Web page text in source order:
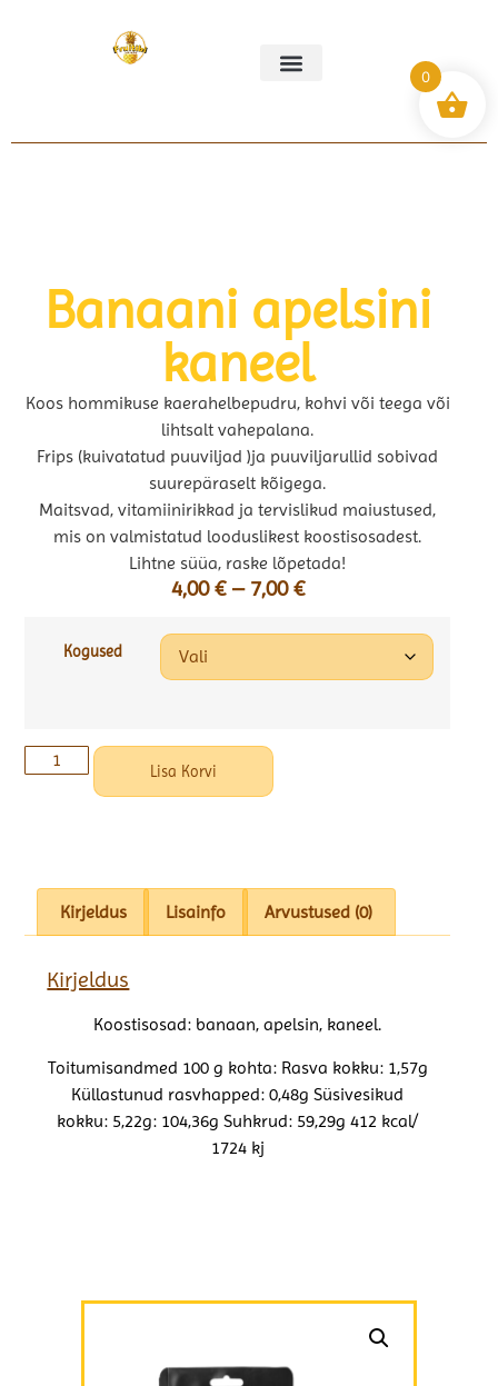
Banaani apelsini
kaneel
Koos hommikuse kaerahelbepudru, kohvi või teega või
lihtsalt vahepalana.
Frips (kuivatatud puuviljad )ja puuviljarullid sobivad
suurepäraselt kõigega.
Maitsvad, vitamiinirikkad ja tervislikud maiustused,
mis on valmistatud looduslikest koostisosadest.
Lihtne süüa, raske lõpetada!
4,00€ – 7,00€
Kogused
Lisa Korvi
Kirjeldus Lisainfo Arvustused (0)
Kirjeldus
Koostisosad: banaan, apelsin, kaneel.
Toitumisandmed 100 g kohta: Rasva kokku: 1,57g
Küllastunud rasvhapped: 0,48g Süsivesikud
kokku: 5,22g: 104,36g Suhkrud: 59,29g 412 kcal/
1724 kj
0